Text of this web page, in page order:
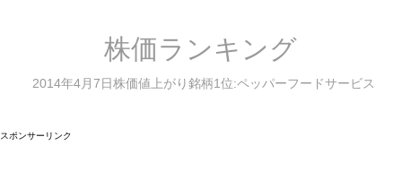
株価ランキング
2014年4月7日株価値上がり銘柄1位:ペッパーフードサービス
スポンサーリンク